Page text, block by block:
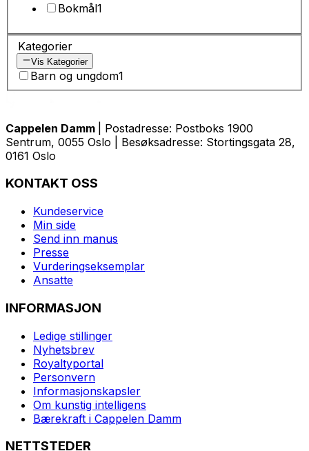
Bokmål1
Kategorier
Vis Kategorier
Barn og ungdom1
Cappelen Damm
| Postadresse: Postboks 1900
Sentrum, 0055 Oslo | Besøksadresse: Stortingsgata 28,
0161 Oslo
KONTAKT OSS
Kundeservice
Min side
Send inn manus
Presse
Vurderingseksemplar
Ansatte
INFORMASJON
Ledige stillinger
Nyhetsbrev
Royaltyportal
Personvern
Informasjonskapsler
Om kunstig intelligens
Bærekraft i Cappelen Damm
NETTSTEDER